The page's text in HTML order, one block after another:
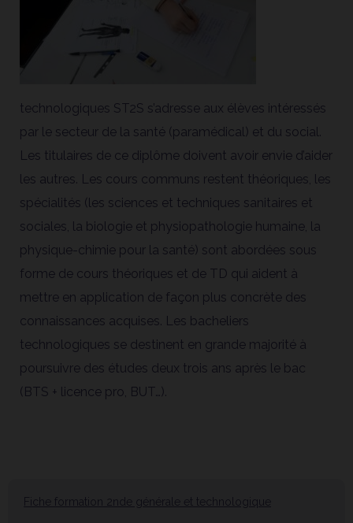
technologiques ST2S s’adresse aux élèves intéressés
par le secteur de la santé (paramédical) et du social.
Les titulaires de ce diplôme doivent avoir envie d’aider
les autres. Les cours communs restent théoriques, les
spécialités (les sciences et techniques sanitaires et
sociales, la biologie et physiopathologie humaine, la
physique-chimie pour la santé) sont abordées sous
forme de cours théoriques et de TD qui aident à
mettre en application de façon plus concrète des
connaissances acquises. Les bacheliers
technologiques se destinent en grande majorité à
poursuivre des études deux trois ans après le bac
(BTS + licence pro, BUT…).
Fiche formation 2nde générale et technologique